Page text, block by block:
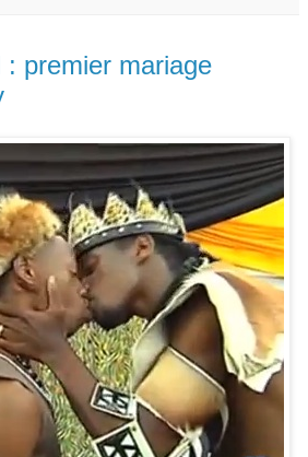
premier mariage